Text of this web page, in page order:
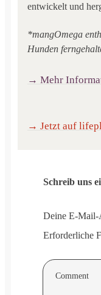
entwickelt und
*mangOmega
Hunden
→ Mehr
→ Jetzt auf
Schreib uns
Deine E-Mail-
Erforderliche